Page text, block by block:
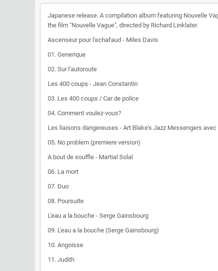
Japanese release. A compilation album featuring Nouvelle
the film "Nouvelle Vague", directed by Richard Linklater.
Ascenseur pour l'echafaud - Miles Davis
01. Generique
02. Sur l'autoroute
Les 400 coups - Jean Constantin
03. Les 400 coups / Car de police
04. Comment voulez-vous?
Les liaisons dangereuses - Art Blake's Jazz Messengers avec
05. No problem (premiere version)
A bout de souffle - Martial Solal
06. La mort
07. Duo
08. Poursuite
L'eau a la bouche - Serge Gainsbourg
09. L'eau a la bouche (Serge Gainsbourg)
10. Angoisse
11. Judith